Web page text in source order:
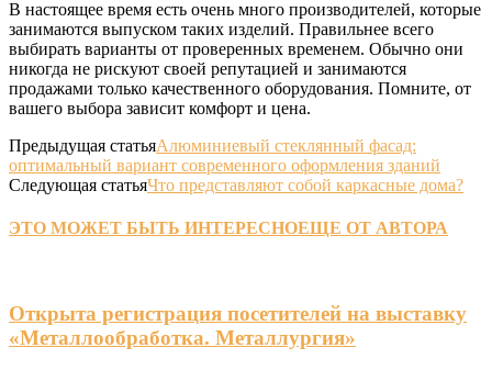
В настоящее время есть очень много производителей, которые
занимаются выпуском таких изделий. Правильнее всего
выбирать варианты от проверенных временем. Обычно они
никогда не рискуют своей репутацией и занимаются
продажами только качественного оборудования. Помните, от
вашего выбора зависит комфорт и цена.
Предыдущая статьяАлюминиевый стеклянный фасад:
оптимальный вариант современного оформления зданий
Следующая статьяЧто представляют собой каркасные дома?
ЭТО МОЖЕТ БЫТЬ ИНТЕРЕСНОЕЩЕ ОТ АВТОРА
Открыта регистрация посетителей на выставку
«Металлообработка. Металлургия»